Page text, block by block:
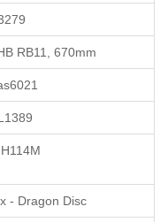
RB11, 670mm
- Dragon Disc